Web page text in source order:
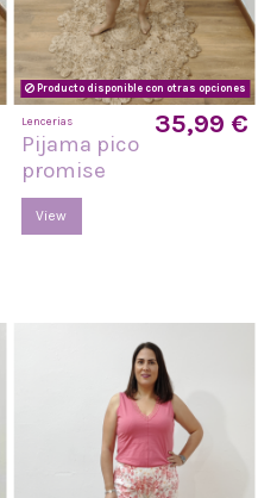
Producto disponible con otras opciones
Lencerias
Pijama pico
promise
35,99 €
View